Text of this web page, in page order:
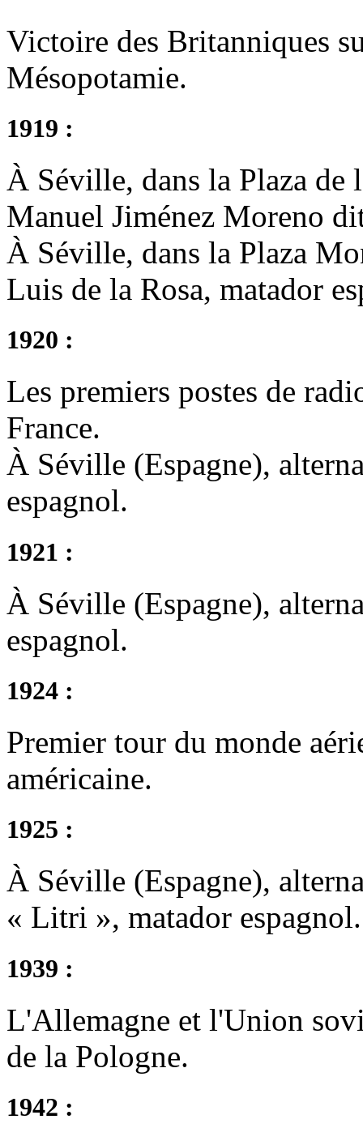
Victoire des Britanniques
Mésopotamie.
1919 :
À Séville, dans la Plaza de
Manuel Jiménez Moreno
À Séville, dans la Plaza
Luis de la Rosa, matador
1920 :
Les premiers postes de
France.
À Séville (Espagne),
espagnol.
1921 :
À Séville (Espagne),
espagnol.
1924 :
Premier tour du monde
américaine.
1925 :
À Séville (Espagne),
« Litri », matador espagnol.
1939 :
L'Allemagne et l'Union
de la Pologne.
1942 :